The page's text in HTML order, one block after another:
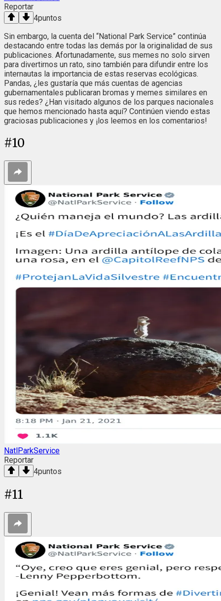
Reportar
4puntos
Sin embargo, la cuenta del “National Park Service” continúa
destacando entre todas las demás por la originalidad de sus
publicaciones. Afortunadamente, sus memes no solo sirven
para divertirnos un rato, sino también para difundir entre los
internautas la importancia de estas reservas ecológicas.
Pandas, ¿les gustaría que más cuentas de agencias
gubernamentales publicaran bromas y memes similares en
sus redes? ¿Han visitado algunos de los parques nacionales
que hemos mencionado hasta aquí? Continúen viendo estas
graciosas publicaciones y ¡los leemos en los comentarios!
#10
NatlParkService
Reportar
4puntos
#11